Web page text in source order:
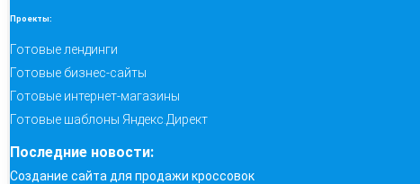
Проекты:
Готовые лендинги
Готовые бизнес-сайты
Готовые интернет-магазины
Готовые шаблоны Яндекс.Директ
Последние новости:
Создание сайта для продажи кроссовок